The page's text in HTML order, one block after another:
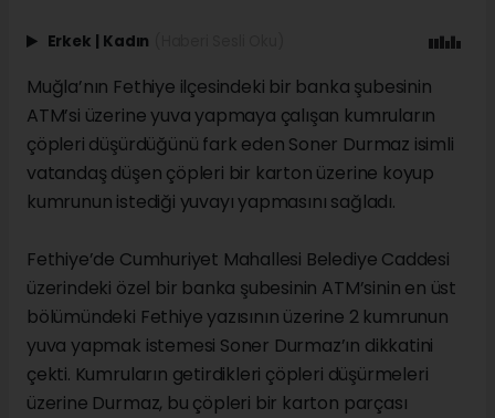
Erkek | Kadın
Muğla’nın Fethiye ilçesindeki bir banka şubesinin
ATM’si üzerine yuva yapmaya çalışan kumruların
çöpleri düşürdüğünü fark eden Soner Durmaz isimli
vatandaş düşen çöpleri bir karton üzerine koyup
kumrunun istediği yuvayı yapmasını sağladı.
Fethiye’de Cumhuriyet Mahallesi Belediye Caddesi
üzerindeki özel bir banka şubesinin ATM’sinin en üst
bölümündeki Fethiye yazısının üzerine 2 kumrunun
yuva yapmak istemesi Soner Durmaz’ın dikkatini
çekti. Kumruların getirdikleri çöpleri düşürmeleri
üzerine Durmaz, bu çöpleri bir karton parçası